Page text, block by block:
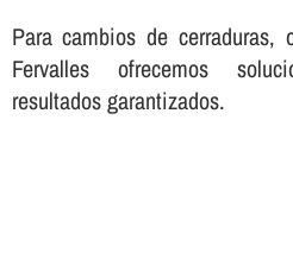
Para cambios de cerraduras,
Fervalles ofrecemos
resultados garantizados.